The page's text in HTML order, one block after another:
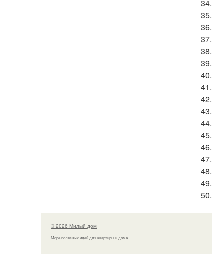
34.
35.
36.
37.
38.
39.
40.
41.
42.
43.
44.
45.
46.
47.
48.
49.
50.
© 2026 Милый дом
Море полезных идей для квартиры и дома